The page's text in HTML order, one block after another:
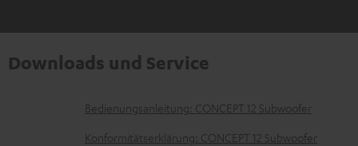
Downloads und Service
D
o
Bedienungsanleitung: CONCEPT 12 Subwoofer
Konformitätserklärung: CONCEPT 12 Subwoofer